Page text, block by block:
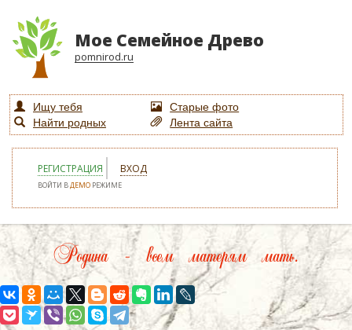
Мое Семейное Древо
pomnirod.ru
Ищу тебя
Старые фото
Найти родных
Лента сайта
РЕГИСТРАЦИЯ ВХОД
ВОЙТИ ВДЕМО РЕЖИМЕ
Родина – всем матерям мать.